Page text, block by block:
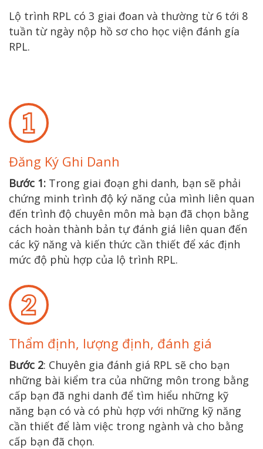
Lộ trình RPL có 3 giai đoan và thường từ 6 tới 8
tuần từ ngày nộp hồ sơ cho học viện đánh gía
RPL.
Đăng Ký Ghi Danh
Bước 1: Trong giai đoạn ghi danh, bạn sẽ phải
chứng minh trình độ ký năng của mình liên quan
đến trình độ chuyên môn mà bạn đã chọn bằng
cách hoàn thành bản tự đánh giá liên quan đến
các kỹ năng và kiến thức cần thiết để xác định
mức độ phù hợp của lộ trình RPL.
Thẩm định, lượng định, đánh giá
Bước 2: Chuyên gia đánh giá RPL sẽ cho bạn
những bài kiểm tra của những môn trong bằng
cấp bạn đã nghi danh để tìm hiểu những kỹ
năng bạn có và có phù hợp với những kỹ năng
cần thiết để làm việc trong ngành và cho bằng
cấp bạn đã chọn.